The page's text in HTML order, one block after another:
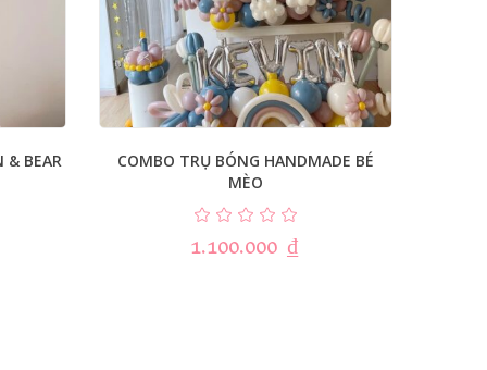
& BEAR
COMBO TRỤ BÓNG HANDMADE BÉ
MÈO
1.100.000 ₫